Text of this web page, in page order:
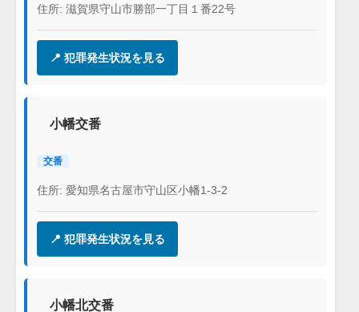
住所: 滋賀県守山市勝部一丁目１番22号
📍 犯罪発生状況を見る
小幡交番
交番
住所: 愛知県名古屋市守山区小幡1-3-2
📍 犯罪発生状況を見る
小幡北交番